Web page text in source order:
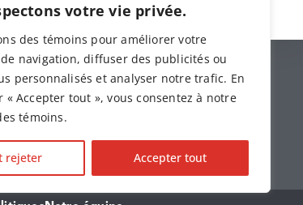
votre vie privée.
des témoins pour améliorer votre
navigation, diffuser des publicités ou
personnalisés et analyser notre trafic. En
Accepter tout », vous consentez à notre
témoins.
rejeter Accepter tout